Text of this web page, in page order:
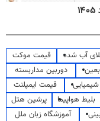
آب شده
قیمت موکت
دوربین مداربسته
قیمت ایمپلنت
بلیط هواپیما
پرشین هتل
آموزشگاه زبان ملل